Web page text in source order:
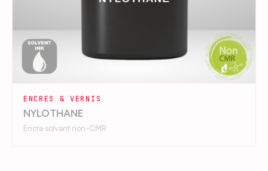
ENCRES & VERNIS
NYLOTHANE
Encre solvant non-CMR